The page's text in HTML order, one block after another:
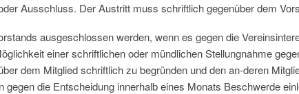
Ausschluss. Der Austritt muss schriftlich gegenüber dem
ausgeschlossen werden, wenn es gegen die
einer schriftlichen oder mündlichen Stellungnahme
dem Mitglied schriftlich zu begründen und den an-deren
die Entscheidung innerhalb eines Monats Beschwerde